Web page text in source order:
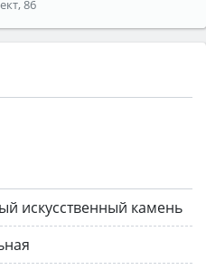
86
искусственный камень